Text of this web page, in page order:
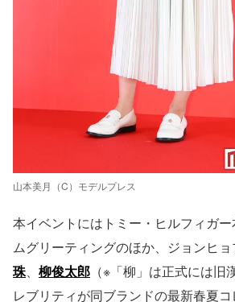
山本美月（C）モデルプレス
本イベントにはトミー・ヒルフィガ
ムグリーティングのほか、ジョンヒョ
珠、 柳俊太郎 （※「柳」は正式には
レブリティが同ブランドの最新春夏